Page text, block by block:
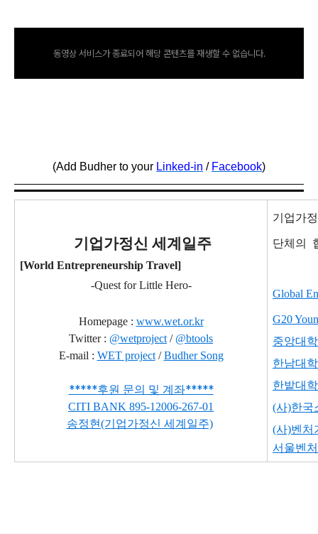
동영상 서비스가 종료되어 해당 콘텐츠를 재생할 수 없습니다.
(Add Budher to your Linked-in / Facebook)
기 업가정신 세계일주
[World Entrepreneurship Travel]
-Quest for Little Hero-
Homepage : www.wet.or.kr
Twitter : @wetproject / @btools
E-mail : WET project/Budher Song
*****후원 문의 및 계좌*****
CITI BANK 895-12006-267-01
송정현(기업가정신 세계일주)
기업가
단체의
Global
G20
중앙대
한남대
한밭대
(사)한국
(사)벤처
서울벤